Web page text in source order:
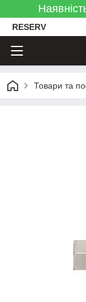
RESERV
Товари та